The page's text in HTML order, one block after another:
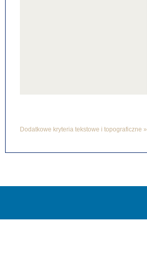
Dodatkowe kryteria tekstowe i topograficzne »